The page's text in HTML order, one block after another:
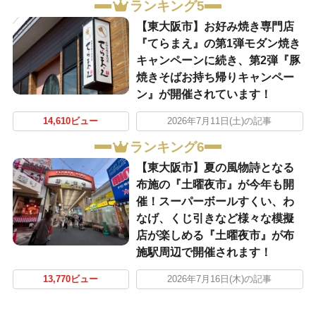
ランキング5
【東大阪市】お好み焼き専門店
『てらまえ』の第1弾モダン焼き
キャンペーンに続き、第2弾『豚
焼きそばお持ち帰りキャンペー
ン』が開催されています！
14,610ビュー 2026年7月11日(土)の記事
ランキング6
【東大阪市】夏の風物詩となる
布施の『土曜夜市』が今年も開
催！スーパーボールすくい、わ
なげ、くじ引きなど様々な模擬
店が楽しめる『土曜夜市』が布
施駅周辺で開催されます！
13,770ビュー 2026年7月16日(木)の記事